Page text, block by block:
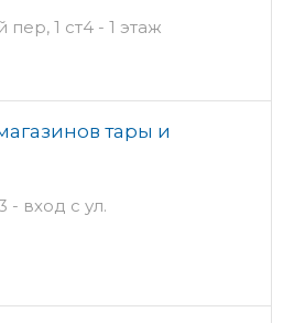
1 ст4 - 1 этаж
тары и
- вход с ул.